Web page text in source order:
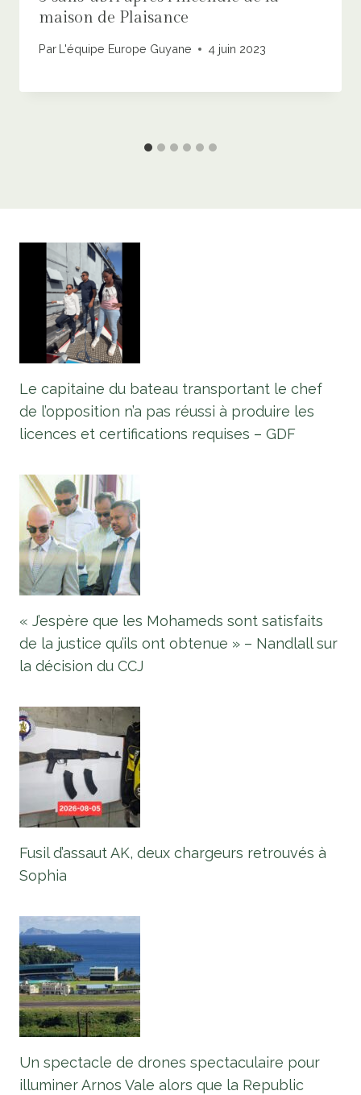
maison de Plaisance
Par L'équipe Europe Guyane 4 juin 2023
Le capitaine du bateau transportant le chef
de l’opposition n’a pas réussi à produire les
licences et certifications requises – GDF
« J’espère que les Mohameds sont satisfaits
de la justice qu’ils ont obtenue » – Nandlall sur
la décision du CCJ
Fusil d’assaut AK, deux chargeurs retrouvés à
Sophia
Un spectacle de drones spectaculaire pour
illuminer Arnos Vale alors que la Republic